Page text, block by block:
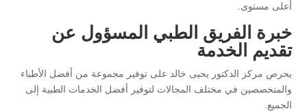
أعلى مستوى.
خبرة الفريق الطبي المسؤول عن
تقديم الخدمة
يحرص مركز الدكتور يحيى خالد على توفير مجموعة من أفضل الأطباء
والمتخصصين في مختلف المجالات لتوفير أفضل الخدمات الطبية إلى
الجميع.